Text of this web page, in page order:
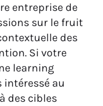
entreprise de
sur le fruit
des
Si votre
learning
au
des cibles